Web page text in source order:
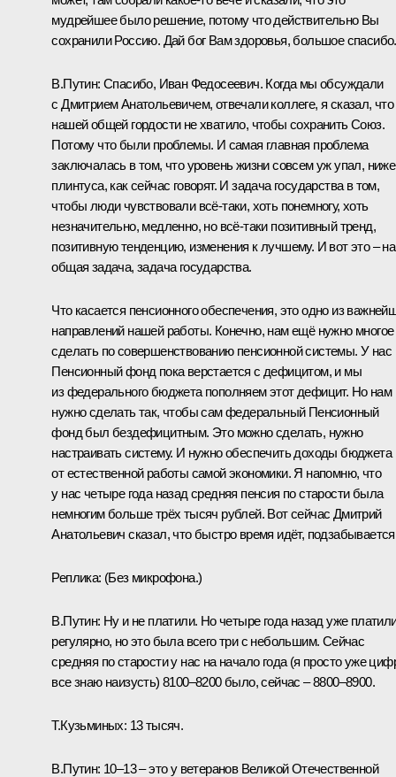
мудрейшее было решение, потому что действительно Вы
сохранили Россию. Дай бог Вам здоровья, большое спасибо.
В.Путин: Спасибо, Иван Федосеевич. Когда мы обсуждали
с Дмитрием Анатольевичем, отвечали коллеге, я сказал, что
нашей общей гордости не хватило, чтобы сохранить Союз.
Потому что были проблемы. И самая главная проблема
заключалась в том, что уровень жизни совсем уж упал, ниже
плинтуса, как сейчас говорят. И задача государства в том,
чтобы люди чувствовали всё‑таки, хоть понемногу, хоть
незначительно, медленно, но всё‑таки позитивный тренд,
позитивную тенденцию, изменения к лучшему. И вот это –
общая задача, задача государства.
Что касается пенсионного обеспечения, это одно из
направлений нашей работы. Конечно, нам ещё нужно многое
сделать по совершенствованию пенсионной системы. У нас
Пенсионный фонд пока верстается с дефицитом, и мы
из федерального бюджета пополняем этот дефицит. Но нам
нужно сделать так, чтобы сам федеральный Пенсионный
фонд был бездефицитным. Это можно сделать, нужно
настраивать систему. И нужно обеспечить доходы бюджета
от естественной работы самой экономики. Я напомню, что
у нас четыре года назад средняя пенсия по старости была
немногим больше трёх тысяч рублей. Вот сейчас Дмитрий
Анатольевич сказал, что быстро время идёт,
Реплика: (Без микрофона.)
В.Путин: Ну и не платили. Но четыре года назад уже
регулярно, но это была всего три с небольшим. Сейчас
средняя по старости у нас на начало года (я просто уже
все знаю наизусть) 8100–8200 было, сейчас – 8800–8900.
Т.Кузьминых: 13 тысяч.
В.Путин: 10–13 – это у ветеранов Великой Отечественной